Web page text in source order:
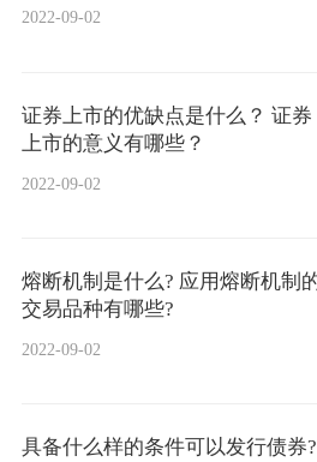
2022-09-02
证券上市的优缺点是什么？ 证券
上市的意义有哪些？
2022-09-02
熔断机制是什么? 应用熔断机制的
交易品种有哪些?
2022-09-02
具备什么样的条件可以发行债券?